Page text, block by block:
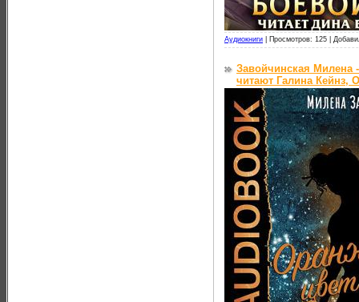
Аудиокниги Просмотров: 125 |
Завойчинская Милена
читают Галина Кейнз,